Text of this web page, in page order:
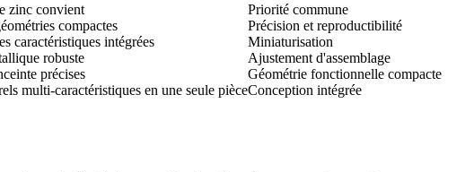
zinc convient
Priorité commune
compactes
Précision et reproductibilité
caractéristiques intégrées
Miniaturisation
robuste
Ajustement d'assemblage
précises
Géométrie fonctionnelle compacte
multi-caractéristiques en une seule pièceConception intégrée